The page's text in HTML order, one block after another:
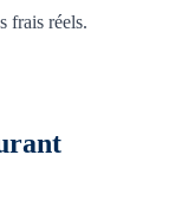
frais réels.